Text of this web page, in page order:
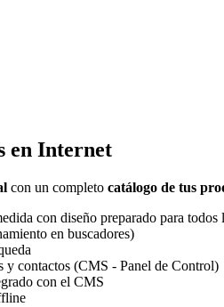
en Internet
con un completo catálogo de tus
con diseño preparado para todos
en buscadores)
y contactos (CMS - Panel de Control)
con el CMS